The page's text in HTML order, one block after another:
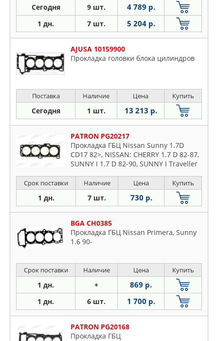
Сегодня 9 шт. 4 789 р.
1 дн. 7 шт. 5 204 р.
AJUSA 10159900
Прокладка головки блока цилиндров
Поставка Наличие Цена Купить
Сегодня 1 шт. 13 213 р.
PATRON PG20217
Прокладка ГБЦ Nissan Sunny 1.7D
CD17 82>, NISSAN: CHERRY 1.7 D 82-87,
SUNNY I 1.7 D 82-90, SUNNY I Traveller
Срок поставки Наличие Цена Купить
1 дн. 7 шт. 730 р.
BGA CH0385
Прокладка ГБЦ Nissan Primera, Sunny
1.6 90-
Срок поставки Наличие Цена Купить
1 дн. + 869 р.
1 дн. 6 шт. 1 700 р.
PATRON PG20168
Прокладка ГБЦ